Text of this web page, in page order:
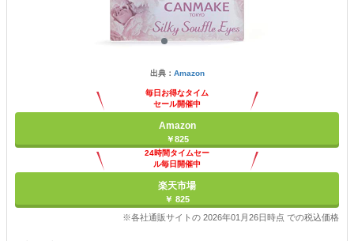
出典： Amazon
毎日お得なタイム
セール開催中
Amazon
￥825
24時間タイムセー
ル毎日開催中
楽天市場
￥ 825
※各社通販サイトの 2026年01月26日時点 での税込価格